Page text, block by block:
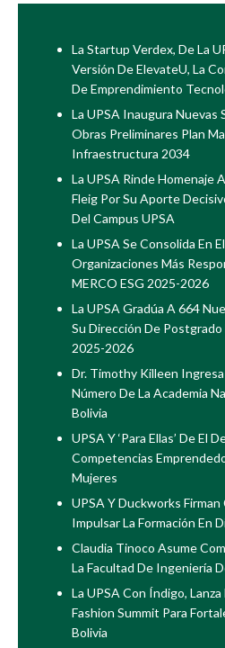
La Startup Verdex, De La
Versión De ElevateU, La
De Emprendimiento
La UPSA Inaugura Nuevas
Obras Preliminares Plan
Infraestructura 2034
La UPSA Rinde Homenaje
Fleig Por Su Aporte
Del Campus UPSA
La UPSA Se Consolida En
Organizaciones Más
MERCO ESG 2025-2026
La UPSA Gradúa A 664
Su Dirección De
2025-2026
Dr. Timothy Killeen
Número De La Academia
Bolivia
UPSA Y ‘Para Ellas’ De El
Competencias
Mujeres
UPSA Y Duckworks Firman
Impulsar La Formación En
Claudia Tinoco Asume
La Facultad De Ingeniería
La UPSA Con Índigo, Lanza
Fashion Summit Para
Bolivia